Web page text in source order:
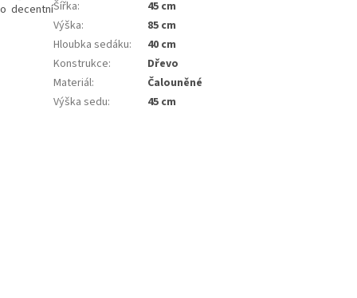
decentníŠířka:
45 cm
Výška:
85 cm
Hloubka sedáku:
40 cm
Konstrukce:
Dřevo
Materiál:
Čalouněné
Výška sedu: 45 cm